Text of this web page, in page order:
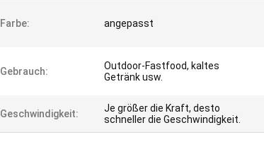
Farbe: angepasst
Gebrauch:
Outdoor-Fastfood, kaltes
Getränk usw.
Geschwindigkeit:
Je größer die Kraft, desto
schneller die Geschwindigkeit.